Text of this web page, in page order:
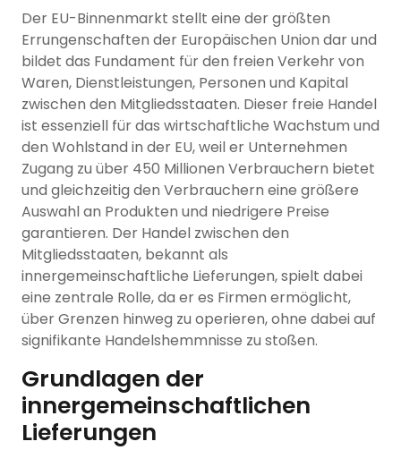
Der EU-Binnenmarkt stellt eine der größten
Errungenschaften der Europäischen Union dar und
bildet das Fundament für den freien Verkehr von
Waren, Dienstleistungen, Personen und Kapital
zwischen den Mitgliedsstaaten. Dieser freie Handel
ist essenziell für das wirtschaftliche Wachstum und
den Wohlstand in der EU, weil er Unternehmen
Zugang zu über 450 Millionen Verbrauchern bietet
und gleichzeitig den Verbrauchern eine größere
Auswahl an Produkten und niedrigere Preise
garantieren. Der Handel zwischen den
Mitgliedsstaaten, bekannt als
innergemeinschaftliche Lieferungen, spielt dabei
eine zentrale Rolle, da er es Firmen ermöglicht,
über Grenzen hinweg zu operieren, ohne dabei auf
signifikante Handelshemmnisse zu stoßen.
Grundlagen der
innergemeinschaftlichen
Lieferungen